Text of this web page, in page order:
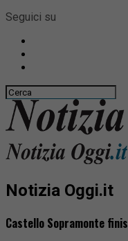
Seguici su
Notizia Oggi.it
Castello Sopramonte